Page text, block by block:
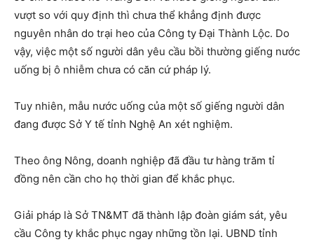
vượt so với quy định thì chưa thể khẳng định được
nguyên nhân do trại heo của Công ty Đại Thành Lộc. Do
vậy, việc một số người dân yêu cầu bồi thường giếng nước
uống bị ô nhiễm chưa có căn cứ pháp lý.
Tuy nhiên, mẫu nước uống của một số giếng người dân
đang được Sở Y tế tỉnh Nghệ An xét nghiệm.
Theo ông Nông, doanh nghiệp đã đầu tư hàng trăm tỉ
đồng nên cần cho họ thời gian để khắc phục.
Giải pháp là Sở TN&MT đã thành lập đoàn giám sát, yêu
cầu Công ty khắc phục ngay những tồn lại. UBND tỉnh